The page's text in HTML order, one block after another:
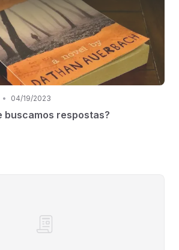
• 04/19/2023
buscamos respostas?